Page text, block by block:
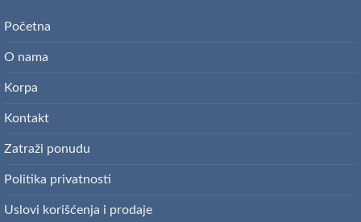
Početna
O nama
Korpa
Kontakt
Zatraži ponudu
Politika privatnosti
Uslovi korišćenja i prodaje